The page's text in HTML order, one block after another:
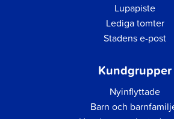
Lupapiste
Lediga tomter
Stadens e-post
Kundgrupper
Nyinflyttade
Barn och